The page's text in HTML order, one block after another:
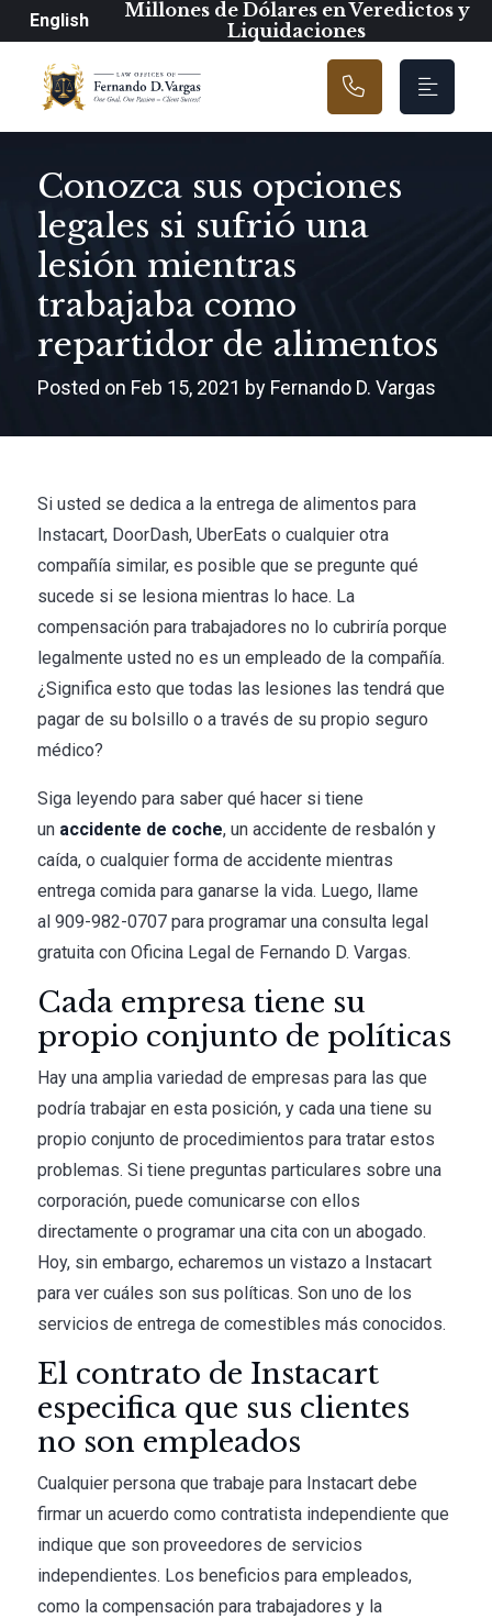
Navegación
English
Millones de Dólares en Veredictos y
Liquidaciones
Conozca sus opciones
legales si sufrió una
lesión mientras
trabajaba como
repartidor de alimentos
Posted on Feb 15, 2021 by Fernando D. Vargas
Si usted se dedica a la entrega de alimentos para
Instacart, DoorDash, UberEats o cualquier otra
compañía similar, es posible que se pregunte qué
sucede si se lesiona mientras lo hace. La
compensación para trabajadores no lo cubriría porque
legalmente usted no es un empleado de la compañía.
¿Significa esto que todas las lesiones las tendrá que
pagar de su bolsillo o a través de su propio seguro
médico?
Siga leyendo para saber qué hacer si tiene
un accidente de coche, un accidente de resbalón y
caída, o cualquier forma de accidente mientras
entrega comida para ganarse la vida. Luego, llame
al909-982-0707 para programar una consulta legal
gratuita conOficina Legal de Fernando D. Vargas.
Cada empresa tiene su
propio conjunto de políticas
Hay una amplia variedad de empresas para las que
podría trabajar en esta posición, y cada una tiene su
propio conjunto de procedimientos para tratar estos
problemas. Si tiene preguntas particulares sobre una
corporación, puede comunicarse con ellos
directamente o programar una cita con un abogado.
Hoy, sin embargo, echaremos un vistazo a Instacart
para ver cuáles son sus políticas. Son uno de los
servicios de entrega de comestibles más conocidos.
El contrato de Instacart
especifica que sus clientes
no son empleados
Cualquier persona que trabaje para Instacart debe
firmar un acuerdo como contratista independiente que
indique que son proveedores de servicios
independientes. Los beneficios para empleados,
como la compensación para trabajadores y la